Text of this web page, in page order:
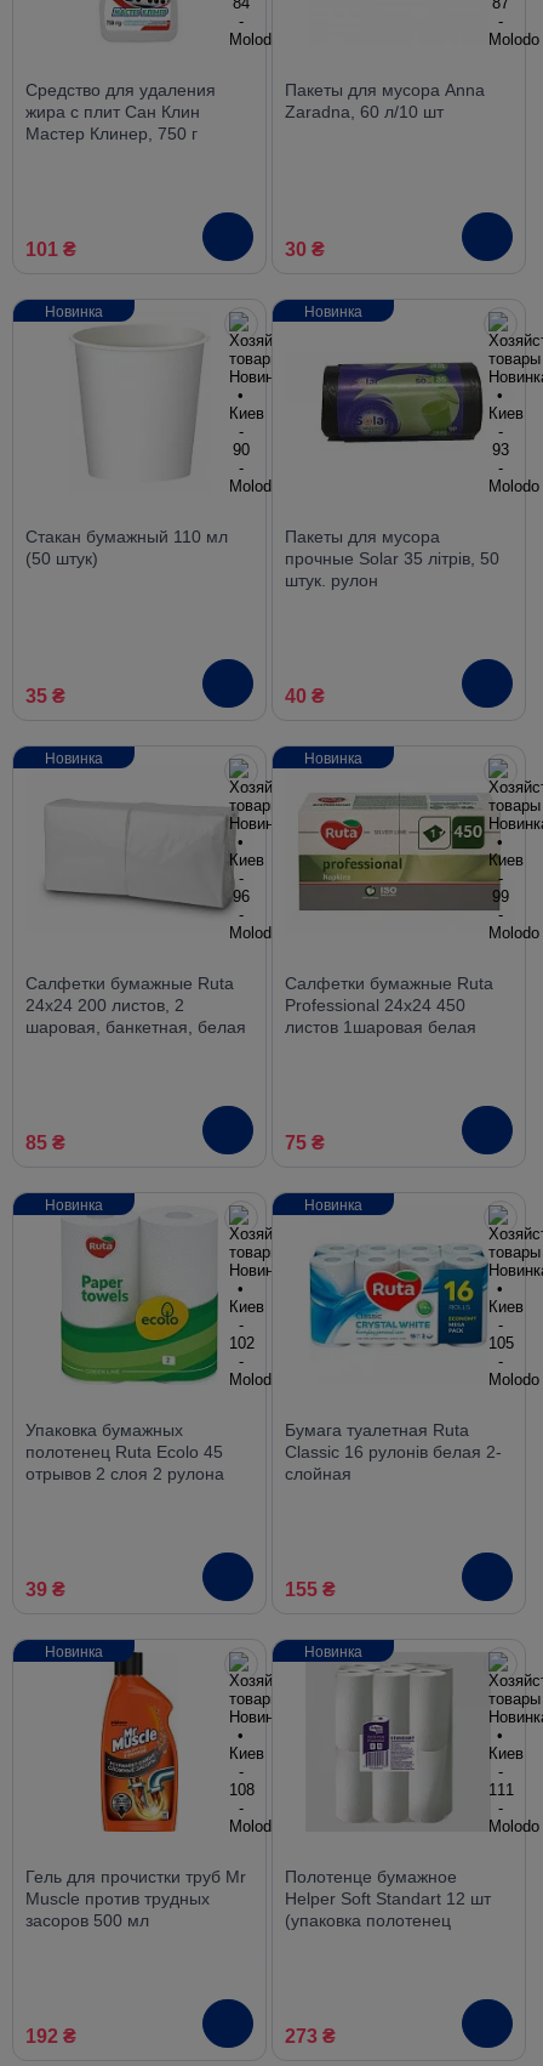
Средство для удаления
жира с плит Сан Клин
Мастер Клинер, 750 г
101 ₴
Пакеты для мусора Anna
Zaradna, 60 л/10 шт
30 ₴
Стакан бумажный 110 мл
(50 штук)
35 ₴
Новинка
Пакеты для мусора
прочные Solar 35 літрів, 50
штук. рулон
40 ₴
Новинка
Салфетки бумажные Ruta
24х24 200 листов, 2
шаровая, банкетная, белая
85 ₴
Новинка
Салфетки бумажные Ruta
Professional 24х24 450
листов 1шаровая белая
75 ₴
Новинка
Упаковка бумажных
полотенец Ruta Ecolo 45
отрывов 2 слоя 2 рулона
39 ₴
Новинка
Бумага туалетная Ruta
Classic 16 рулонів белая 2-
слойная
155 ₴
Новинка
Гель для прочистки труб Mr
Muscle против трудных
засоров 500 мл
192 ₴
Новинка
Полотенце бумажное
Helper Soft Standart 12 шт
(упаковка полотенец
273 ₴
Новинка